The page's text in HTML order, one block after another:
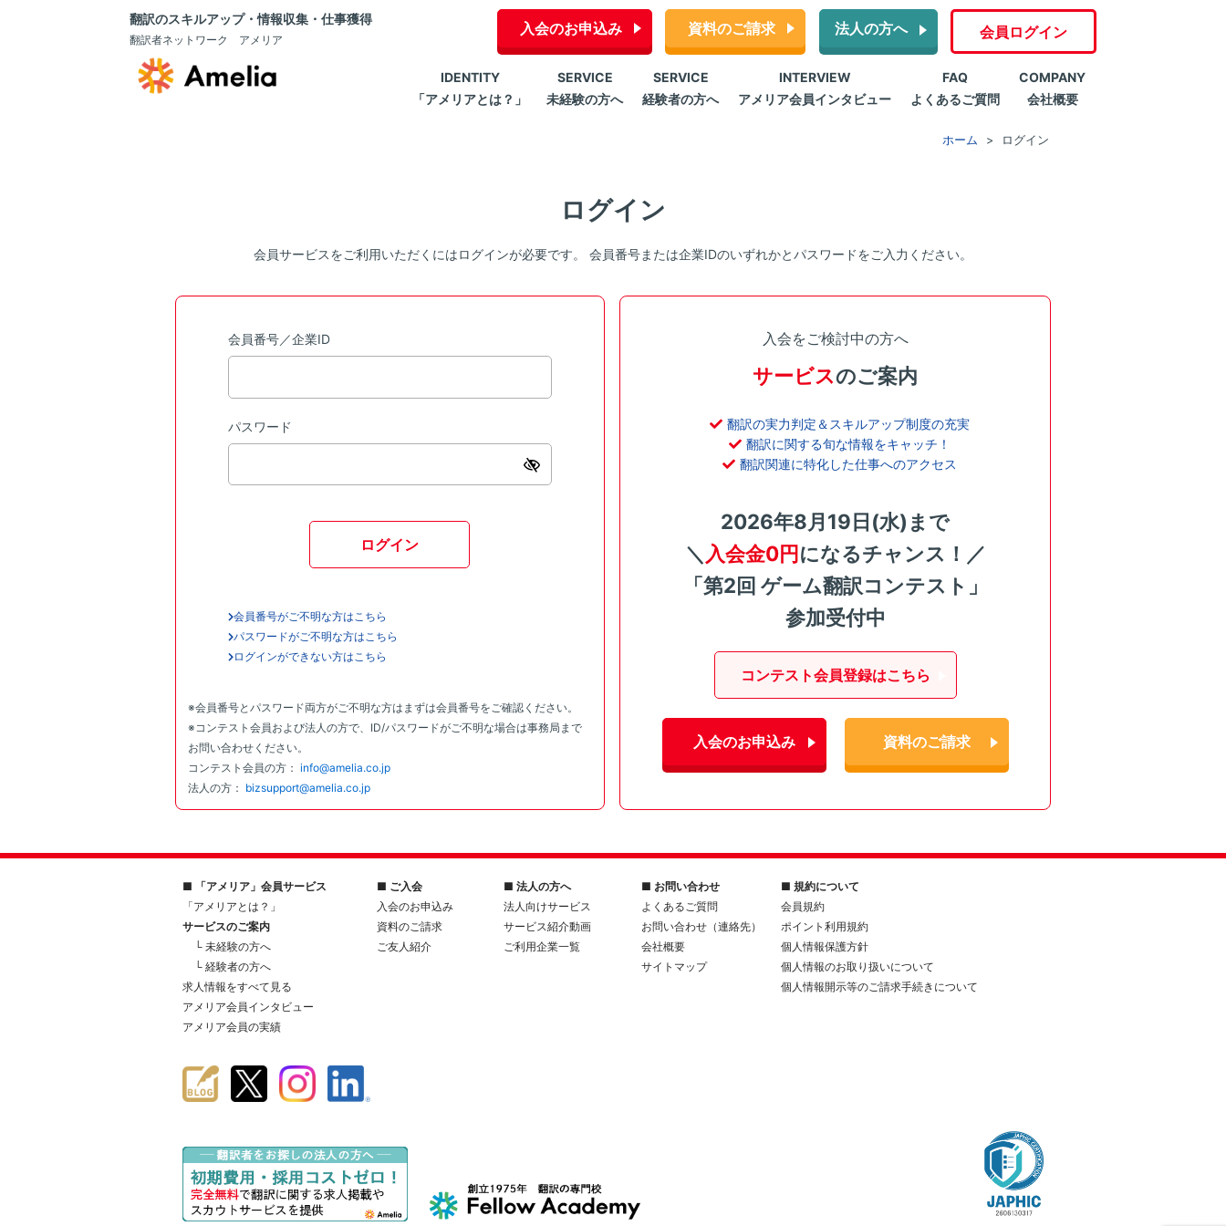
翻訳のスキルアップ・情報収集・仕事獲得
翻訳者ネットワーク アメリア
入会のお申込み 資料のご請求 法人の方へ 会員ログイン
IDENTITY
「アメリアとは？」
SERVICE
未経験の方へ
SERVICE
経験者の方へ
INTERVIEW
アメリア会員インタビュー
FAQ
よくあるご質問
COMPANY
会社概要
ホーム ログイン
ログイン
会員サービスをご利用いただくにはログインが必要です。 会員番号または企業IDのいずれかとパスワードをご入力ください。
会員番号／企業ID
パスワード
ログイン
会員番号がご不明な方はこちら
パスワードがご不明な方はこちら
ログインができない方はこちら
※会員番号とパスワード両方がご不明な方はまずは会員番号をご確認ください。
※コンテスト会員および法人の方で、ID/パスワードがご不明な場合は事務局まで
お問い合わせください。
コンテスト会員の方： info@amelia.co.jp
法人の方： bizsupport@amelia.co.jp
入会をご検討中の方へ
サービスのご案内
翻訳の実力判定＆スキルアップ制度の充実
翻訳に関する旬な情報をキャッチ！
翻訳関連に特化した仕事へのアクセス
2026年8月19日(水)まで
＼ 入会金0円になるチャンス！／
「第2回 ゲーム翻訳コンテスト」
参加受付中
コンテスト会員登録はこちら
入会のお申込み 資料のご請求
■ 「アメリア」会員サービス
「アメリアとは？」
サービスのご案内
└ 未経験の方へ
└ 経験者の方へ
求人情報をすべて見る
アメリア会員インタビュー
アメリア会員の実績
■ ご入会
入会のお申込み
資料のご請求
ご友人紹介
■ 法人の方へ
法人向けサービス
サービス紹介動画
ご利用企業一覧
■ お問い合わせ
よくあるご質問
お問い合わせ（連絡先）
会社概要
サイトマップ
■ 規約について
会員規約
ポイント利用規約
個人情報保護方針
個人情報のお取り扱いについて
個人情報開示等のご請求手続きについて